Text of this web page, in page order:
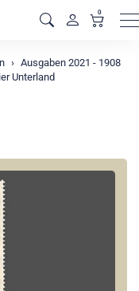
0
Ausgaben 2021 - 1908
Unterland